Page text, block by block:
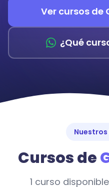
Ver cursos
¿Qué
Cursos de
1 curso